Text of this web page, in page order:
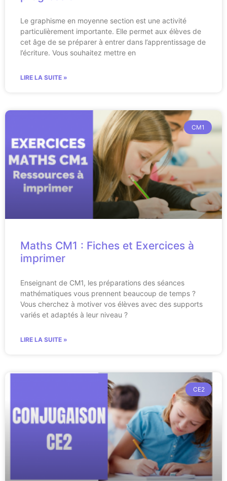
Le graphisme en moyenne section est une activité
particulièrement importante. Elle permet aux élèves de
cet âge de se préparer à entrer dans l’apprentissage de
l’écriture. Vous souhaitez mettre en
LIRE LA SUITE »
CM1
Maths CM1 : Fiches et Exercices à
imprimer
Enseignant de CM1, les préparations des séances
mathématiques vous prennent beaucoup de temps ?
Vous cherchez à motiver vos élèves avec des supports
variés et adaptés à leur niveau ?
LIRE LA SUITE »
CE2